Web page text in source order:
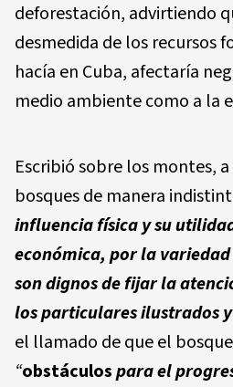
deforestación, advirtiendo
desmedida de los recursos
hacía en Cuba, afectaría
medio ambiente como a la
Escribió sobre los montes,
bosques de manera
influencia física y su
económica, por la variedad
son dignos de fijar la
los particulares ilustrados
el llamado de que el
“obstáculospara el